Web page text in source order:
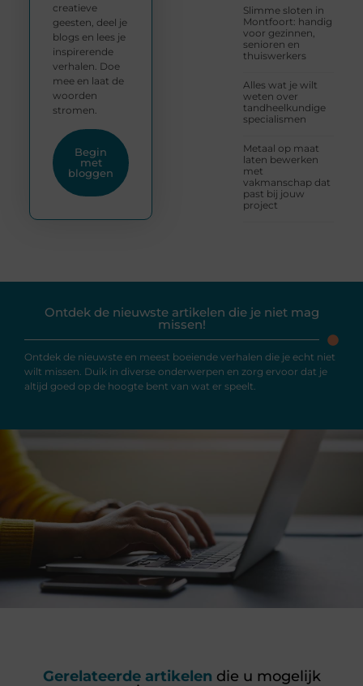
Slimme sloten in
Montfoort: handig
voor gezinnen,
senioren en
thuiswerkers
Alles wat je wilt
weten over
tandheelkundige
specialismen
Metaal op maat
laten bewerken
met
vakmanschap dat
past bij jouw
project
creatieve
geesten, deel je
blogs en lees je
inspirerende
verhalen. Doe
mee en laat de
woorden
stromen.
Begin
met
bloggen
Ontdek de nieuwste artikelen die je niet mag
missen!
Ontdek de nieuwste en meest boeiende verhalen die je echt niet
wilt missen. Duik in diverse onderwerpen en zorg ervoor dat je
altijd goed op de hoogte bent van wat er speelt.
Gerelateerde artikelen die u mogelijk